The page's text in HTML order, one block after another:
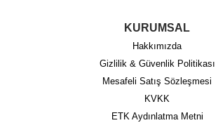
KURUMSAL
Hakkımızda
Gizlilik & Güvenlik Politikası
Mesafeli Satış Sözleşmesi
KVKK
ETK Aydınlatma Metni